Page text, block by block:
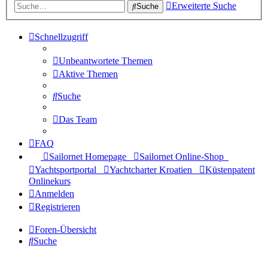
Suche Erweiterte Suche
Schnellzugriff
Unbeantwortete Themen
Aktive Themen
Suche
Das Team
FAQ
Sailornet Homepage
Sailornet Online-Shop
Yachtsportportal
Yachtcharter Kroatien
Küstenpatent
Onlinekurs
Anmelden
Registrieren
Foren-Übersicht
Suche